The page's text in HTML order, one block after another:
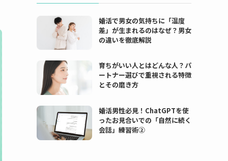
婚活で男女の気持ちに「温度
差」が生まれるのはなぜ？男女
の違いを徹底解説
育ちがいい人とはどんな人？パ
ートナー選びで重視される特徴
とその磨き方
婚活男性必見！ChatGPTを使
ったお見合いでの「自然に続く
会話」練習術②